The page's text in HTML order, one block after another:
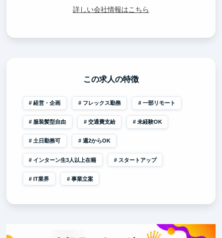
詳しい会社情報はこちら
この求人の特徴
経営・企画 フレックス勤務 一部リモート
服装髪型自由 交通費支給 未経験OK
土日勤務可 週2からOK
インターン生3人以上在籍 スタートアップ
IT業界 事業立案